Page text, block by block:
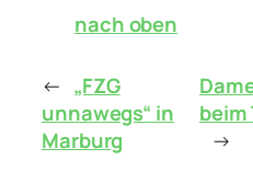
nach oben
← „FZG
unnawegs“ in
Marburg
beim
→